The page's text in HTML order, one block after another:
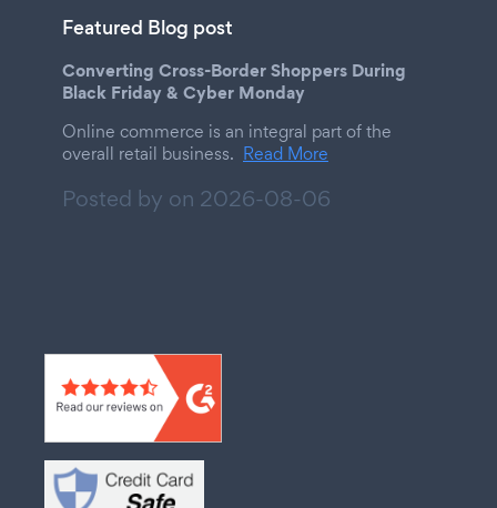
Featured Blog post
Converting Cross-Border Shoppers During
Black Friday & Cyber Monday
Online commerce is an integral part of the
overall retail business. Read More
Posted by on 2026-08-06